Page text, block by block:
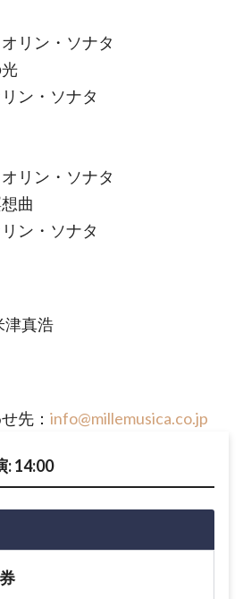
リン・ソナタ
ン・ソナタ
リン・ソナタ
曲
ン・ソナタ
真浩
先： info@millemusica.co.jp
: 14:00